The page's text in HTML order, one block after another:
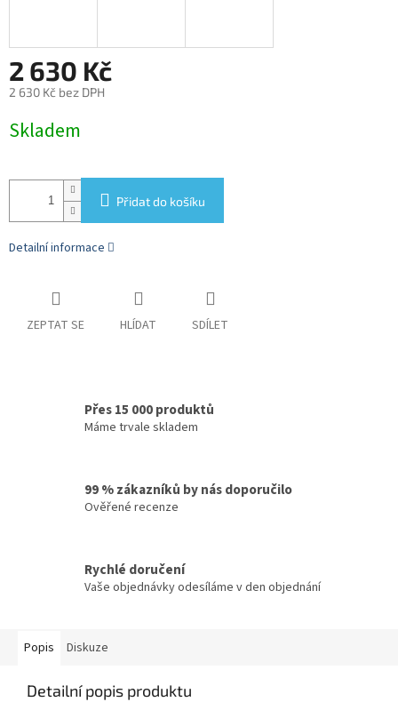
2 630 Kč
2 630 Kč bez DPH
cena:
Skladem
Přidat do košíku
Detailní informace
ZEPTAT SE HLÍDAT SDÍLET
Přes 15 000 produktů
Máme trvale skladem
99 % zákazníků by nás doporučilo
Ověřené recenze
Rychlé doručení
Vaše objednávky odesíláme v den objednání
Popis Diskuze
Detailní popis produktu